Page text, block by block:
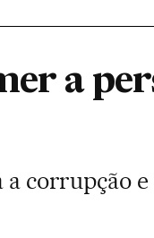
a
corrupção e